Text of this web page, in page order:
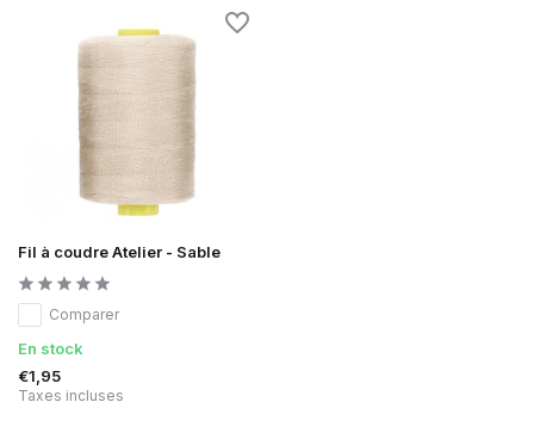
Fil à coudre Atelier - Sable
Comparer
En stock
€1,95
Taxes incluses